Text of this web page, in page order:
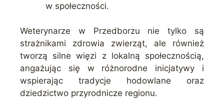
w społeczności.
Weterynarze w Przedborzu nie tylko są
strażnikami zdrowia zwierząt, ale również
tworzą silne więzi z lokalną społecznością,
angażując się w różnorodne inicjatywy i
wspierając tradycje hodowlane oraz
dziedzictwo przyrodnicze regionu.